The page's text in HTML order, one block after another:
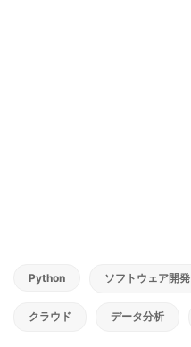
Python ソフトウェア開発
クラウド データ分析